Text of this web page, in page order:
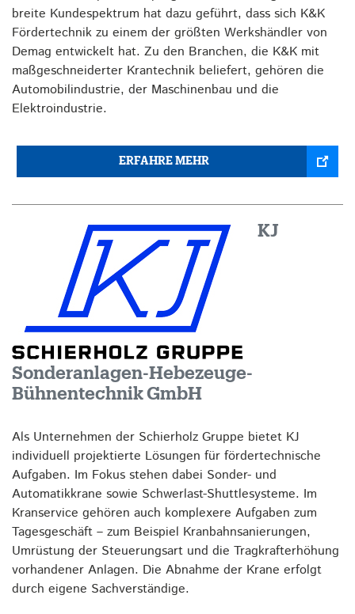
breite Kundespektrum hat dazu geführt, dass sich K&K
Fördertechnik zu einem der größten Werkshändler von
Demag entwickelt hat. Zu den Branchen, die K&K mit
maßgeschneiderter Krantechnik beliefert, gehören die
Automobilindustrie, der Maschinenbau und die
Elektroindustrie.
ERFAHRE MEHR
KJ
Sonderanlagen-Hebezeuge-
Bühnentechnik GmbH
Als Unternehmen der Schierholz Gruppe bietet KJ
individuell projektierte Lösungen für fördertechnische
Aufgaben. Im Fokus stehen dabei Sonder- und
Automatikkrane sowie Schwerlast-Shuttlesysteme. Im
Kranservice gehören auch komplexere Aufgaben zum
Tagesgeschäft – zum Beispiel Kranbahnsanierungen,
Umrüstung der Steuerungsart und die Tragkrafterhöhung
vorhandener Anlagen. Die Abnahme der Krane erfolgt
durch eigene Sachverständige.